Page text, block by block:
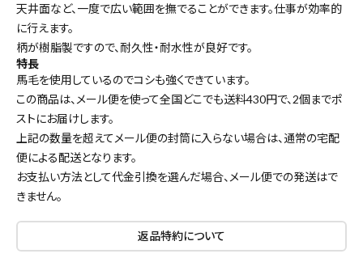
天井面など、一度で広い範囲を撫でることができます。仕事が効率的
に行えます。
柄が樹脂製ですので、耐久性・耐水性が良好です。
特長
馬毛を使用しているのでコシも強くできています。
この商品は、メール便を使って全国どこでも送料430円で、 2個までポ
ストにお届けします。
上記の数量を超えてメール便の封筒に入らない場合は、通常の宅配
便による配送となります。
お支払い方法として代金引換を選んだ場合、メール便での発送はで
きません。
返品特約について